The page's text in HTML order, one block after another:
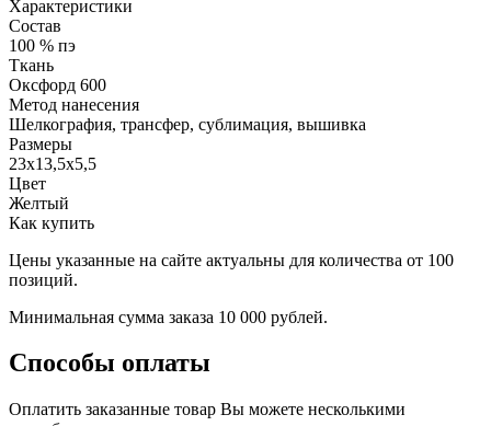
Характеристики
Состав
100 % пэ
Ткань
Оксфорд 600
Метод нанесения
Шелкография, трансфер, сублимация, вышивка
Размеры
23х13,5х5,5
Цвет
Желтый
Как купить
Цены указанные на сайте актуальны для количества от 100
позиций.
Минимальная сумма заказа 10 000 рублей.
Способы оплаты
Оплатить заказанные товар Вы можете несколькими